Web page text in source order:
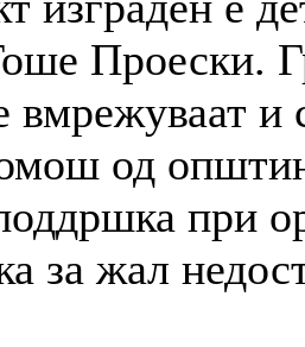
Проески.
и
од
при
за жал